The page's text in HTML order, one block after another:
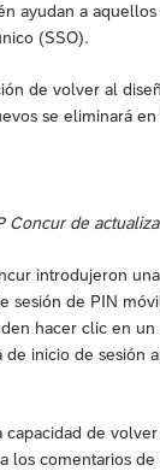
ayudan a
(SSO).
de volver al
se eliminará
de
introdujeron
sesión de PIN
hacer clic en
inicio de sesión
de
los comentarios